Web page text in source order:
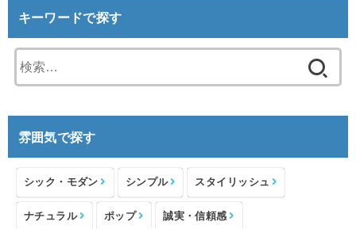
キーワードで探す
索:
雰囲気で探す
シック・モダン シンプル スタイリッシュ
ナチュラル ポップ 誠実・信頼感